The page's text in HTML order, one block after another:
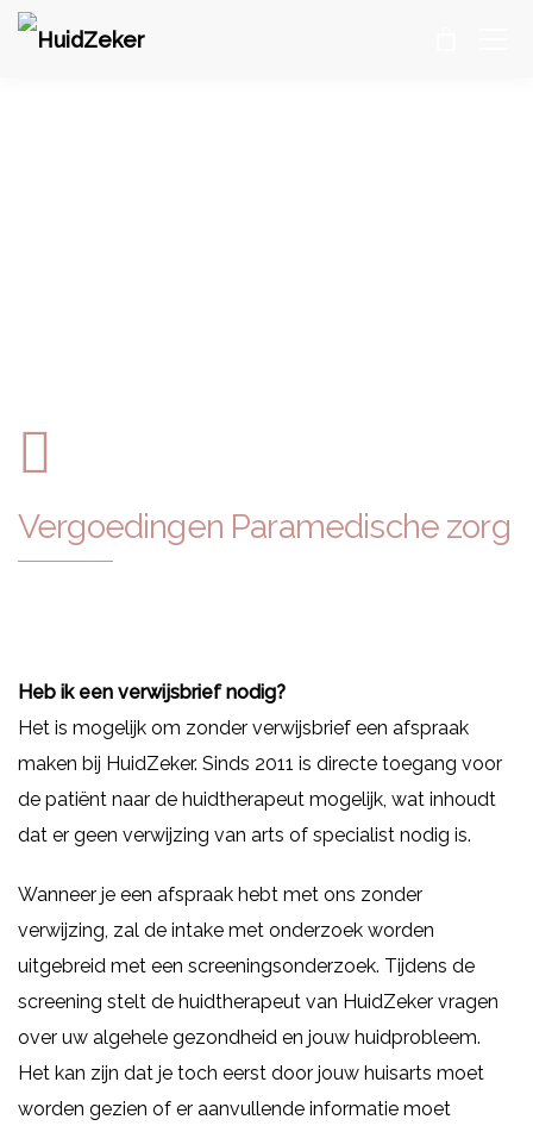
Vergoedingen Paramedische zorg
Heb ik een verwijsbrief nodig?
Het is mogelijk om zonder verwijsbrief een afspraak
maken bij HuidZeker. Sinds 2011 is directe toegang voor
de patiënt naar de huidtherapeut mogelijk, wat inhoudt
dat er geen verwijzing van arts of specialist nodig is.
Wanneer je een afspraak hebt met ons zonder
verwijzing, zal de intake met onderzoek worden
uitgebreid met een screeningsonderzoek. Tijdens de
screening stelt de huidtherapeut van HuidZeker vragen
over uw algehele gezondheid en jouw huidprobleem.
Het kan zijn dat je toch eerst door jouw huisarts moet
worden gezien of er aanvullende informatie moet